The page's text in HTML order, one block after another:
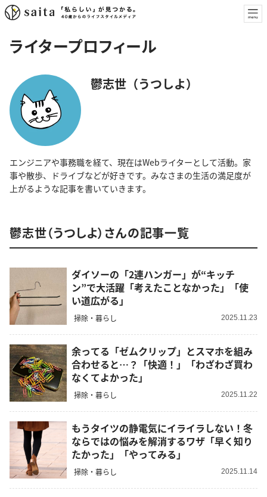
ライタープロフィール
鬱志世（うつしよ）
エンジニアや事務職を経て、現在はWebライターとして活動。家
事や散歩、ドライブなどが好きです。みなさまの生活の満足度が
上がるような記事を書いていきます。
鬱志世（うつしよ）さんの記事一覧
ダイソーの「2連ハンガー」が“キッチ
ン”で大活躍「考えたことなかった」「使
い道広がる」
掃除・暮らし 2025.11.23
余ってる「ゼムクリップ」とスマホを組み
合わせると…？「快適！」「わざわざ買わ
なくてよかった」
掃除・暮らし 2025.11.22
もうタイツの静電気にイライラしない！冬
ならではの悩みを解消するワザ「早く知り
たかった」「やってみる」
掃除・暮らし 2025.11.14